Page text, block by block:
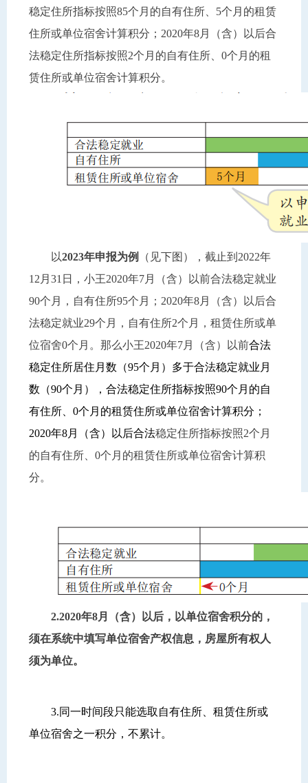
稳定住所指标按照85个月的自有住所、5个月的租赁
住所或单位宿舍计算积分；2020年8月（含）以后合
法稳定住所指标按照2个月的自有住所、0个月的租
赁住所或单位宿舍计算积分。
以2023年申报为例
（见下图），截止到2022年
12月31日，小王2020年7月（含）以前合法稳定就业
90个月，自有住所95个月；2020年8月（含）以后合
法稳定就业29个月，自有住所2个月，租赁住所或单
位宿舍0个月。那么小王2020年7月（含）以前合法
稳定住所居住月数（95个月）多于合法稳定就业月
数（90个月），合法稳定住所指标按照90个月的自
有住所、0个月的租赁住所或单位宿舍计算积分；
2020年8月（含）以后合法稳定住所指标按照2个月
的自有住所、0个月的租赁住所或单位宿舍计算积
分。
2.2020年8月（含）以后，以单位宿舍积分的，
须在系统中填写单位宿舍产权信息，房屋所有权人
须为单位。
3.同一时间段只能选取自有住所、租赁住所或
单位宿舍之一积分，不累计。